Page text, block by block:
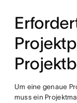
Um eine genaue
muss ein